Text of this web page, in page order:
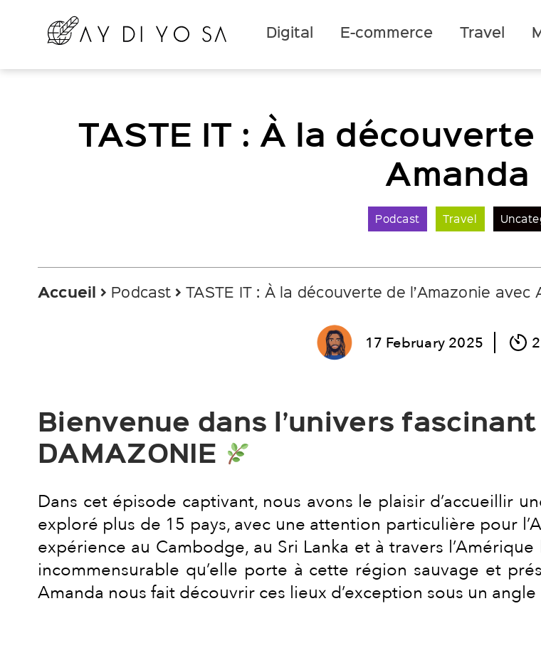
Digital E-commerce Travel
TASTE IT : À la
Amanda
Podcast Travel
Accueil Podcast TASTE IT : À la découverte de l’Amazonie avec
17 February 2025
Bienvenue dans l’univers fascinant
DAMAZONIE
Dans cet épisode captivant, nous avons le plaisir d’accueillir
exploré plus de 15 pays, avec une attention particulière pour
expérience au Cambodge, au Sri Lanka et à travers
incommensurable qu’elle porte à cette région sauvage et
Amanda nous fait découvrir ces lieux d’exception sous un